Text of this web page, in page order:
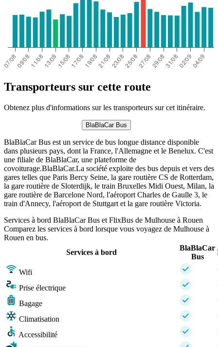
Transporteurs sur cette route
Obtenez plus d'informations sur les transporteurs sur cet itinéraire.
BlaBlaCar Bus
BlaBlaCar Bus est un service de bus longue distance disponible
dans plusieurs pays, dont la France, l'Allemagne et le Benelux. C'est
une filiale de BlaBlaCar, une plateforme de
covoiturage.BlaBlaCar.La société exploite des bus depuis et vers des
gares telles que Paris Bercy Seine, la gare routière CS de Rotterdam,
la gare routière de Sloterdijk, le train Bruxelles Midi Ouest, Milan, la
gare routière de Barcelone Nord, l'aéroport Charles de Gaulle 3, le
train d'Annecy, l'aéroport de Stuttgart et la gare routière Victoria.
Services à bord BlaBlaCar Bus et FlixBus de Mulhouse à Rouen
Comparez les services à bord lorsque vous voyagez de Mulhouse à
Rouen en bus.
Services à bord
BlaBlaCar
Bus
Wifi
Prise électrique
Bagage
Climatisation
Accessibilité